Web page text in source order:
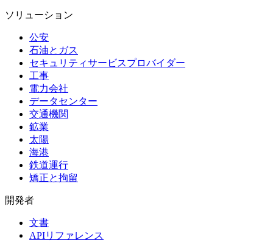
ソリューション
公安
石油とガス
セキュリティサービスプロバイダー
工事
電力会社
データセンター
交通機関
鉱業
太陽
海港
鉄道運行
矯正と拘留
開発者
文書
APIリファレンス